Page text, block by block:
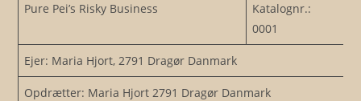
Pure Pei’s Risky Business
Katalognr.:
0001
Ejer: Maria Hjort, 2791 Dragør Danmark
Opdrætter: Maria Hjort 2791 Dragør Danmark